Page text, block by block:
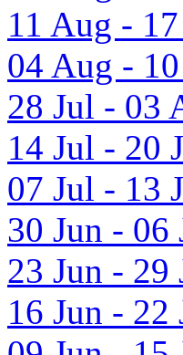
11 Aug -
04 Aug -
28 Jul - 03
14 Jul - 20
07 Jul - 13
30 Jun - 06
23 Jun - 29
16 Jun - 22